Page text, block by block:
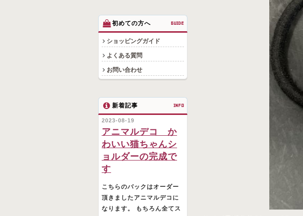
初めての方へ GUIDE
ショッピングガイド
よくある質問
お問い合わせ
新着記事 INFO
2023-08-19
アニマルデコ か
わいい猫ちゃんシ
ョルダーの完成で
す
こちらのバックはオーダー
頂きましたアニマルデコに
なります。 もちろん全てス